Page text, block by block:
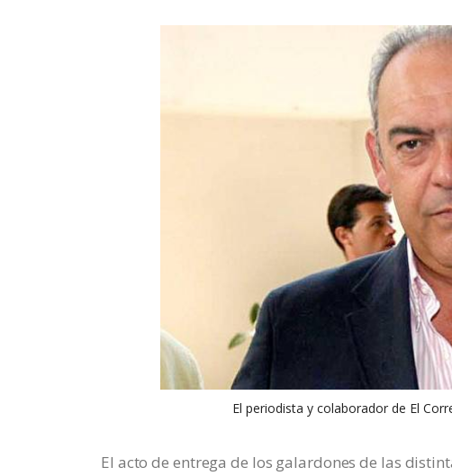
El periodista y colaborador de El
El acto de entrega de los galardones de las